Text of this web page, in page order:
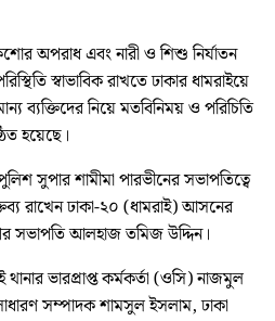
অপরাধ এবং নারী ও শিশু নির্যাতন
স্বাভাবিক রাখতে ঢাকার ধামরাইয়ে
ব্যক্তিদের নিয়ে মতবিনিময় ও পরিচিতি
হয়েছে।
সুপার শামীমা পারভীনের সভাপতিত্বে
রাখেন ঢাকা-২০ (ধামরাই) আসনের
সভাপতি আলহাজ তমিজ উদ্দিন।
ভারপ্রাপ্ত কর্মকর্তা (ওসি) নাজমুল
সম্পাদক শামসুল ইসলাম, ঢাকা